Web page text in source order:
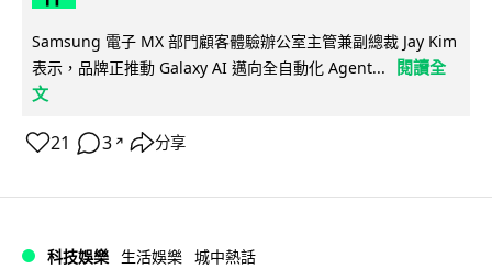
Samsung 電子 MX 部門顧客體驗辦公室主管兼副總裁 Jay Kim
表示，品牌正推動 Galaxy AI 邁向全自動化 Agent...
閱讀全
文
21 3 ↗ 分享
科技娛樂 生活娛樂 城中熱話